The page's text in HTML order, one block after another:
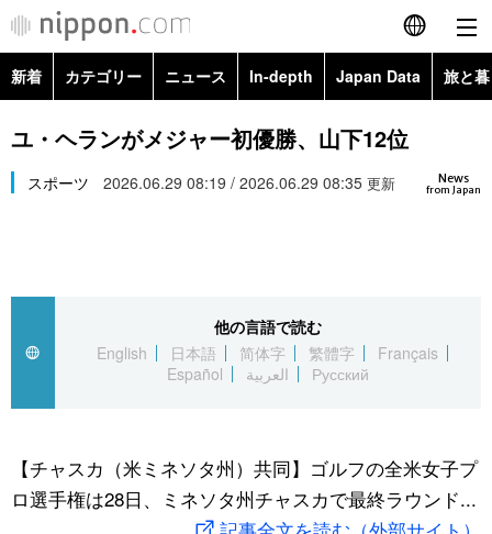
English
简体字
繁體字
العربية
社会
旅と暮らし
新着 カテゴリー ニュース In-depth Japan Data 旅と
政治・外交
経済・ビジネス
社会
文化
科学・技術
暮らし
Images
お知らせ
ユ・ヘランがメジャー初優勝、山下12位
News
from Japan
スポーツ 2026.06.29 08:19 / 2026.06.29 08:35 更新
他の言語で読む
English
日本語 简体字 繁體字
Français
Español
العربية Русский
【チャスカ（米ミネソタ州）共同】ゴルフの全米女子プ
ロ選手権は28日、ミネソタ州チャスカで最終ラウンド...